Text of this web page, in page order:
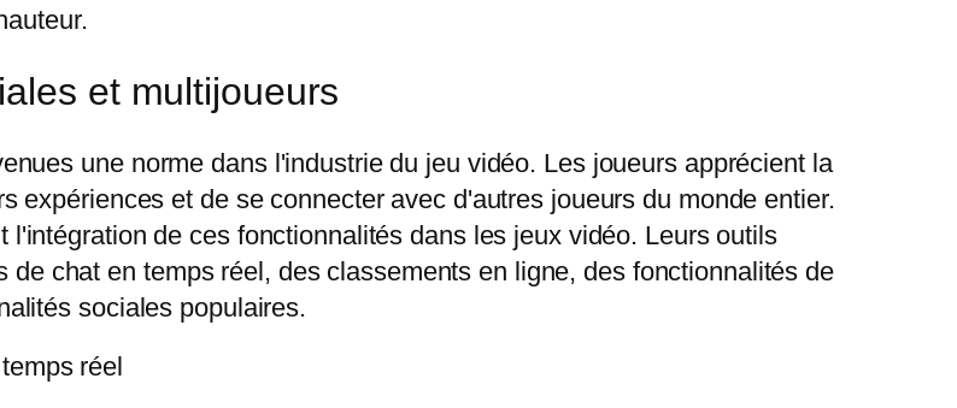
et multijoueurs
une norme dans l'industrie du jeu vidéo. Les joueurs apprécient la
expériences et de se connecter avec d'autres joueurs du monde entier.
de ces fonctionnalités dans les jeux vidéo. Leurs outils
chat en temps réel, des classements en ligne, des fonctionnalités de
sociales populaires.
réel